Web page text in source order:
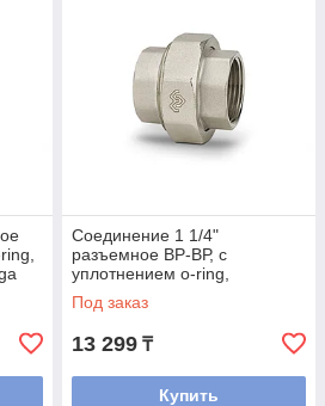
Соединение 1 1/4"
разъемное ВР-ВР, с
уплотнением o-ring,
никелированное, Varmega
Под заказ
13 299 ₸
Купить